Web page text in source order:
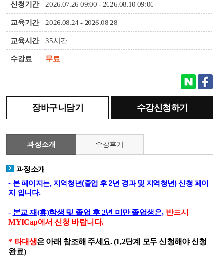
신청기간 2026.07.26 09:00 - 2026.08.10 09:00
교육기간 2026.08.24 - 2026.08.28
교육시간 35시간
수강료 무료
수강신청하기
장바구니담기
과정소개 수강후기
과정소개
- 본 페이지는, 지역청년(졸업 후 2년 경과 및 지역청년) 신청 페이
지 입니다.
- 본교 재(휴)학생 및 졸업 후 2년 미만 졸업생은, 반드시
MYICap에서 신청 바랍니다.
* 타대생은 아래 참조해 주세요. (1,2단계 모두 신청해야 신청
완료)